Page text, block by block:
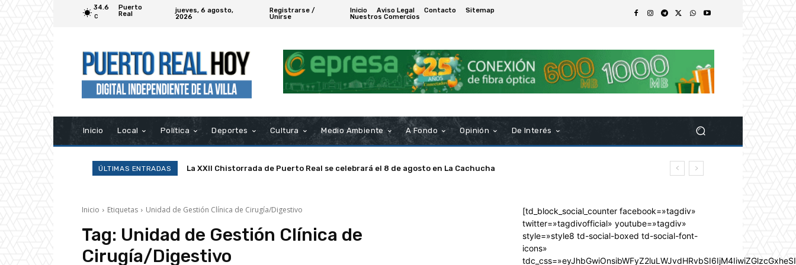
34.6
C
Puerto
Real
jueves, 6 agosto,
2026
Registrarse /
Unirse
Inicio Aviso Legal Contacto
Sitemap
Nuestros Comercios
Inicio Local Política Deportes Cultura Medio Ambiente A Fondo Opinión De Interés
ÚLTIMAS ENTRADAS La XXII Chistorrada de Puerto Real se celebrará el 8 de agosto en La Cachucha
Inicio Etiquetas Unidad de Gestión Clínica de Cirugía/Digestivo
Tag: Unidad de Gestión Clínica de
Cirugía/Digestivo
[td_block_social_counter facebook=»tagdiv»
twitter=»tagdivofficial» youtube=»tagdiv»
style=»style8 td-social-boxed td-social-font-
icons»